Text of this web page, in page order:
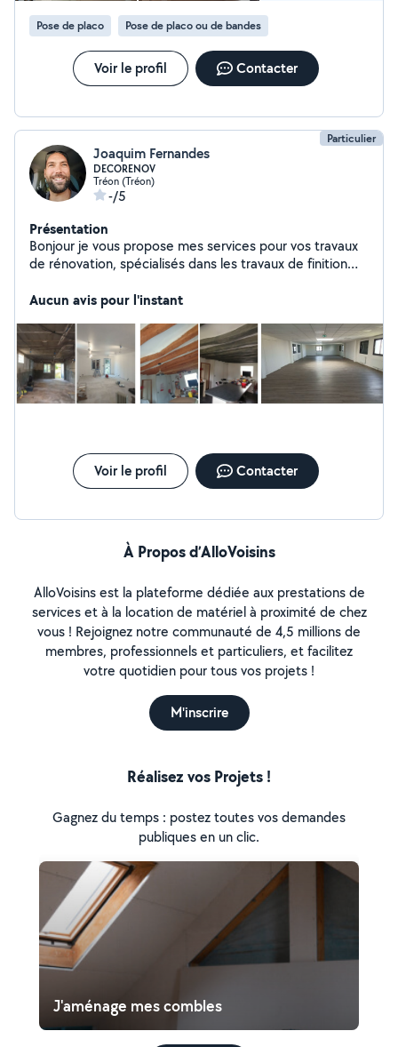
Pose de placo Pose de placo ou de bandes
Voir le profil Contacter
Particulier
Joaquim Fernandes
DECORENOV
Tréon (Tréon)
-/5
Présentation
Bonjour je vous propose mes services pour vos travaux
de rénovation, spécialisés dans les travaux de finition
travail soigné.
Aucun avis pour l'instant
Voir le profil Contacter
À Propos d’AlloVoisins
AlloVoisins est la plateforme dédiée aux prestations de
services et à la location de matériel à proximité de chez
vous ! Rejoignez notre communauté de 4,5 millions de
membres, professionnels et particuliers, et facilitez
votre quotidien pour tous vos projets !
M'inscrire
Réalisez vos Projets !
Gagnez du temps : postez toutes vos demandes
publiques en un clic.
J'aménage mes combles